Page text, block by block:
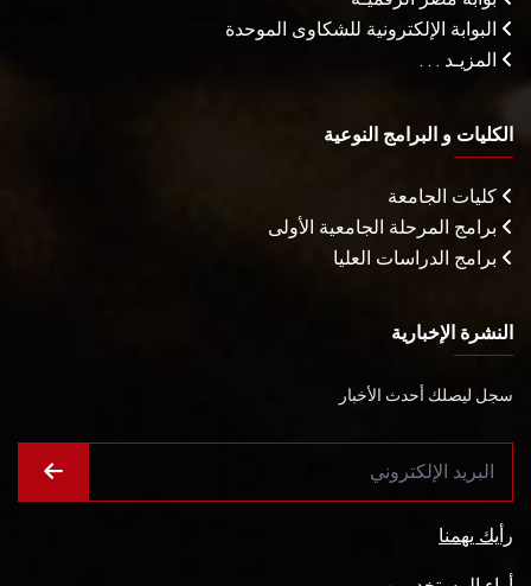
البوابة الإلكترونية للشكاوى الموحدة
المزيـد . . .
الكليات و البرامج النوعية
كليات الجامعة
برامج المرحلة الجامعية الأولى
برامج الدراسات العليا
النشرة الإخبارية
سجل ليصلك أحدث الأخبار
رأيك يهمنا